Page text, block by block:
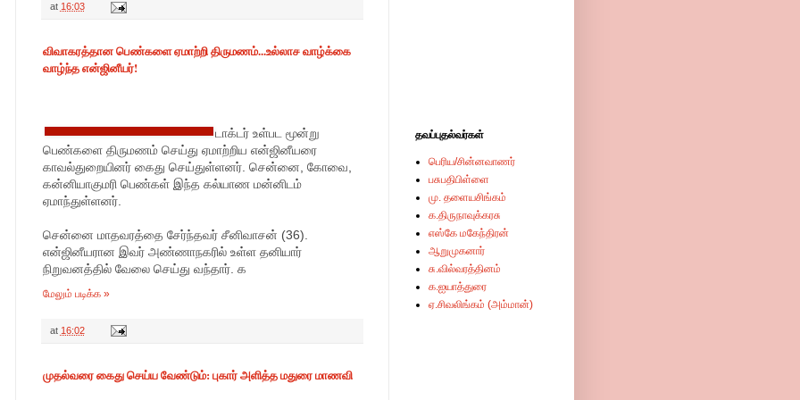
at 16:03
விவாகரத்தான பெண்களை ஏமாற்றி திருமணம்...உல்லாச வாழ்க்கை
வாழ்ந்த என்ஜினீயர்!
டாக்டர் உள்பட மூன்று
பெண்களை திருமணம் செய்து ஏமாற்றிய என்ஜினீயரை
காவல்துறையினர் கைது செய்துள்ளனர். சென்னை, கோவை,
கன்னியாகுமரி பெண்கள் இந்த கல்யாண மன்னிடம்
ஏமாந்துள்ளனர்.
சென்னை மாதவரத்தை சேர்ந்தவர் சீனிவாசன் (36).
என்ஜினீயரான இவர் அண்ணாநகரில் உள்ள தனியார்
நிறுவனத்தில் வேலை செய்து வந்தார். க
மேலும் படிக்க »
at 16:02
முதல்வரை கைது செய்ய வேண்டும்: புகார் அளித்த மதுரை மாணவி
தவப்புதல்வர்கள்
பெரிய/சின்னவாணர்
பசுபதிபிள்ளை
மு. தளையசிங்கம்
க.திருநாவுக்கரசு
எஸ்கே மகேந்திரன்
ஆறுமுகனார்
சு.வில்வரத்தினம்
க.ஐயாத்துரை
ஏ.சிவலிங்கம் (அம்மான்)